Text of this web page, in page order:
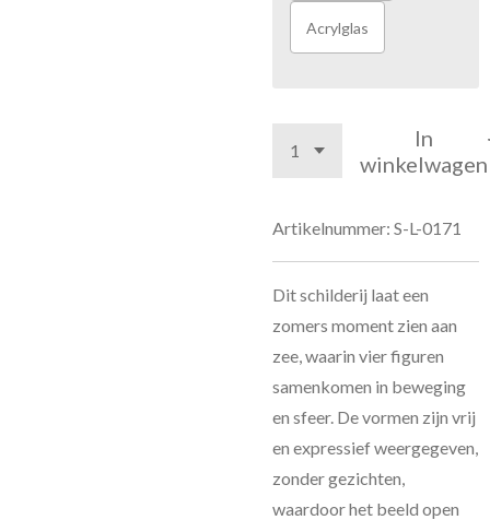
Acrylglas
In
winkelwagen
Artikelnummer: S-L-0171
Dit schilderij laat een
zomers moment zien aan
zee, waarin vier figuren
samenkomen in beweging
en sfeer. De vormen zijn vrij
en expressief weergegeven,
zonder gezichten,
waardoor het beeld open